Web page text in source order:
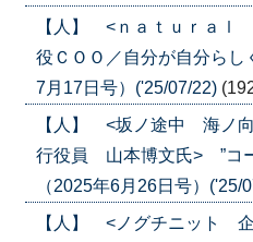
【人】 <ｎａｔｕｒａ
役ＣＯＯ／自分が自分ら
7月17日号）('25/07/22)
【人】 <坂ノ途中 海ノ
行役員 山本博文氏> ”コ
（2025年6月26日号）('25/
【人】 <ノグチニット